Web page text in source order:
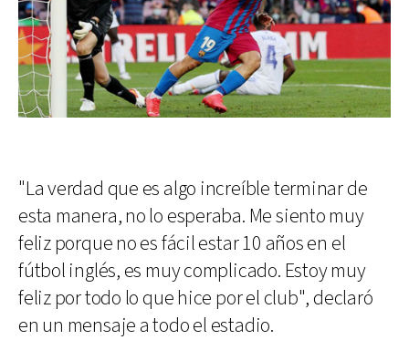
"La verdad que es algo increíble terminar de
esta manera, no lo esperaba. Me siento muy
feliz porque no es fácil estar 10 años en el
fútbol inglés, es muy complicado. Estoy muy
feliz por todo lo que hice por el club", declaró
en un mensaje a todo el estadio.